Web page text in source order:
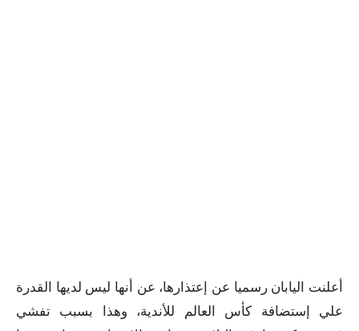
أعلنت اليابان رسميا عن إعتذارها، عن أنها ليس لديها القدرة
علي إستضافة كأس العالم للأندية، وهذا بسبب تفشي